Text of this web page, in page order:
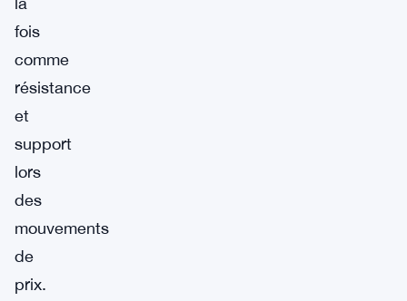
fois
comme
résistance
et
support
lors
des
mouvements
de
prix.